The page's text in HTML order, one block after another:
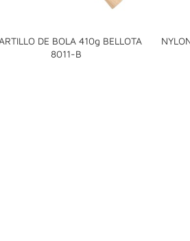
DE BOLA 410g BELLOTA
8011-B
